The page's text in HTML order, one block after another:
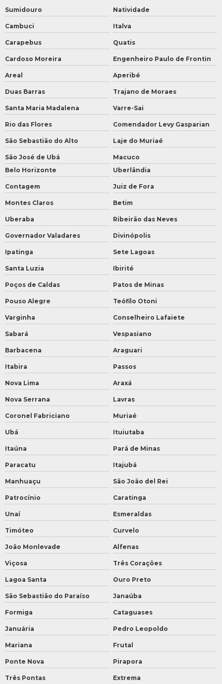
Sumidouro Natividade
Cambuci Italva
Carapebus Quatis
Cardoso Moreira Engenheiro Paulo de Frontin
Areal Aperibé
Duas Barras Trajano de Moraes
Santa Maria Madalena Varre-Sai
Rio das Flores Comendador Levy Gasparian
São Sebastião do Alto Laje do Muriaé
São José de Ubá
Macuco
Belo Horizonte
Uberlândia
Contagem Juiz de Fora
Montes Claros Betim
Uberaba Ribeirão das Neves
Governador Valadares Divinópolis
Ipatinga Sete Lagoas
Santa Luzia Ibirité
Poços de Caldas Patos de Minas
Pouso Alegre Teófilo Otoni
Varginha Conselheiro Lafaiete
Sabará Vespasiano
Barbacena Araguari
Itabira Passos
Nova Lima Araxá
Nova Serrana Lavras
Coronel Fabriciano Muriaé
Ubá Ituiutaba
Itaúna Pará de Minas
Paracatu Itajubá
Manhuaçu São João del Rei
Patrocínio Caratinga
Unaí Esmeraldas
Timóteo Curvelo
João Monlevade Alfenas
Viçosa Três Corações
Lagoa Santa Ouro Preto
São Sebastião do Paraíso Janaúba
Formiga Cataguases
Januária Pedro Leopoldo
Mariana Frutal
Ponte Nova Pirapora
Três Pontas Extrema